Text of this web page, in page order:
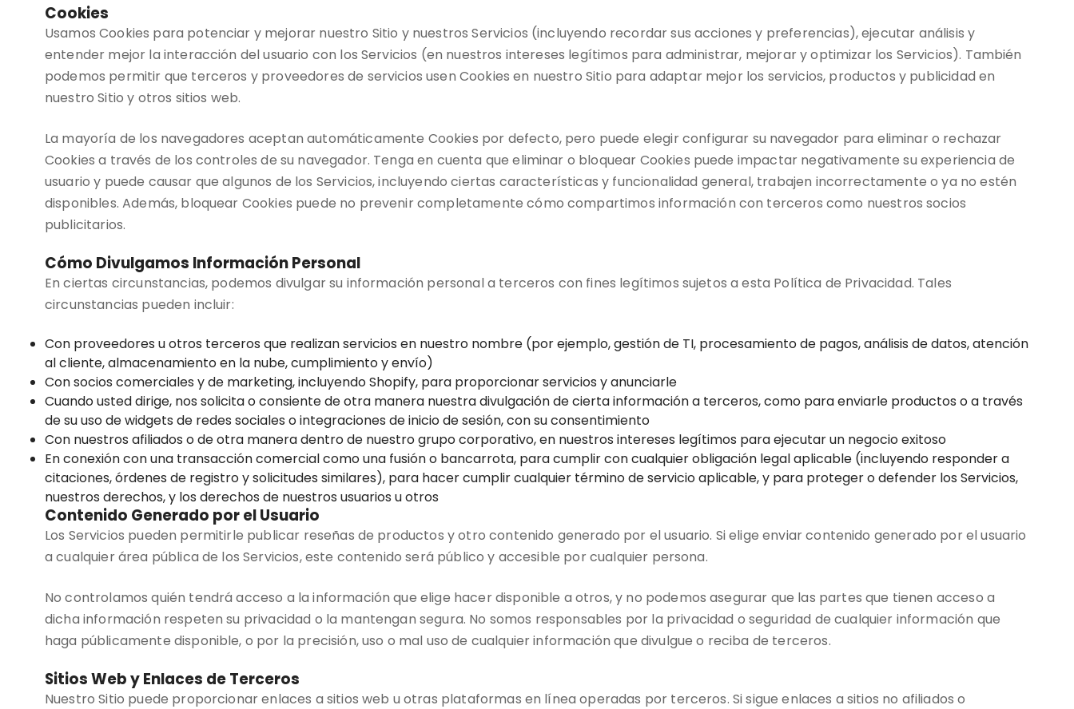
Cookies
Usamos Cookies para potenciar y mejorar nuestro Sitio y nuestros Servicios (incluyendo recordar sus acciones y preferencias), ejecutar análisis y
entender mejor la interacción del usuario con los Servicios (en nuestros intereses legítimos para administrar, mejorar y optimizar los Servicios). También
podemos permitir que terceros y proveedores de servicios usen Cookies en nuestro Sitio para adaptar mejor los servicios, productos y publicidad en
nuestro Sitio y otros sitios web.
La mayoría de los navegadores aceptan automáticamente Cookies por defecto, pero puede elegir configurar su navegador para eliminar o rechazar
Cookies a través de los controles de su navegador. Tenga en cuenta que eliminar o bloquear Cookies puede impactar negativamente su experiencia de
usuario y puede causar que algunos de los Servicios, incluyendo ciertas características y funcionalidad general, trabajen incorrectamente o ya no estén
disponibles. Además, bloquear Cookies puede no prevenir completamente cómo compartimos información con terceros como nuestros socios
publicitarios.
Cómo Divulgamos Información Personal
En ciertas circunstancias, podemos divulgar su información personal a terceros con fines legítimos sujetos a esta Política de Privacidad. Tales
circunstancias pueden incluir:
Con proveedores u otros terceros que realizan servicios en nuestro nombre (por ejemplo, gestión de TI, procesamiento de pagos, análisis de datos, atención
al cliente, almacenamiento en la nube, cumplimiento y envío)
Con socios comerciales y de marketing, incluyendo Shopify, para proporcionar servicios y anunciarle
Cuando usted dirige, nos solicita o consiente de otra manera nuestra divulgación de cierta información a terceros, como para enviarle productos o a través
de su uso de widgets de redes sociales o integraciones de inicio de sesión, con su consentimiento
Con nuestros afiliados o de otra manera dentro de nuestro grupo corporativo, en nuestros intereses legítimos para ejecutar un negocio exitoso
En conexión con una transacción comercial como una fusión o bancarrota, para cumplir con cualquier obligación legal aplicable (incluyendo responder a
citaciones, órdenes de registro y solicitudes similares), para hacer cumplir cualquier término de servicio aplicable, y para proteger o defender los Servicios,
nuestros derechos, y los derechos de nuestros usuarios u otros
Contenido Generado por el Usuario
Los Servicios pueden permitirle publicar reseñas de productos y otro contenido generado por el usuario. Si elige enviar contenido generado por el usuario
a cualquier área pública de los Servicios, este contenido será público y accesible por cualquier persona.
No controlamos quién tendrá acceso a la información que elige hacer disponible a otros, y no podemos asegurar que las partes que tienen acceso a
dicha información respeten su privacidad o la mantengan segura. No somos responsables por la privacidad o seguridad de cualquier información que
haga públicamente disponible, o por la precisión, uso o mal uso de cualquier información que divulgue o reciba de terceros.
Sitios Web y Enlaces de Terceros
Nuestro Sitio puede proporcionar enlaces a sitios web u otras plataformas en línea operadas por terceros. Si sigue enlaces a sitios no afiliados o